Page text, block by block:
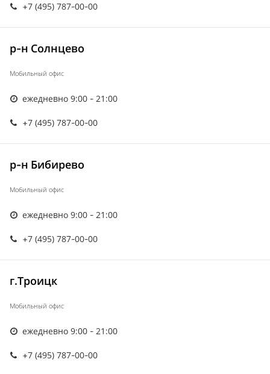
+7 (495) 787-00-00
р-н Солнцево
Мобильный офис
ежедневно 9:00 - 21:00
+7 (495) 787-00-00
р-н Бибирево
Мобильный офис
ежедневно 9:00 - 21:00
+7 (495) 787-00-00
г.Троицк
Мобильный офис
ежедневно 9:00 - 21:00
+7 (495) 787-00-00